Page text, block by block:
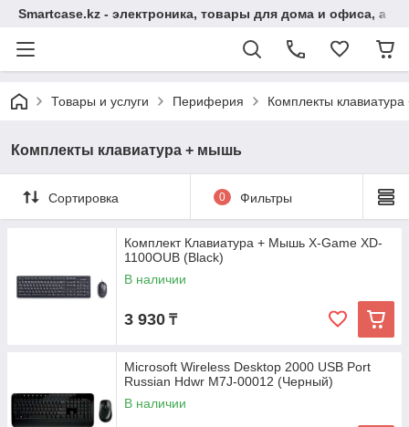
Smartcase.kz - электроника, товары для дома и офиса, а
Товары и услуги Периферия Комплекты
Комплекты клавиатура + мышь
Сортировка 0 Фильтры
Комплект Клавиатура + Мышь X-Game XD-
1100OUB (Black)
В наличии
3 930 ₸
Microsoft Wireless Desktop 2000 USB Port
Russian Hdwr M7J-00012 (Черный)
В наличии